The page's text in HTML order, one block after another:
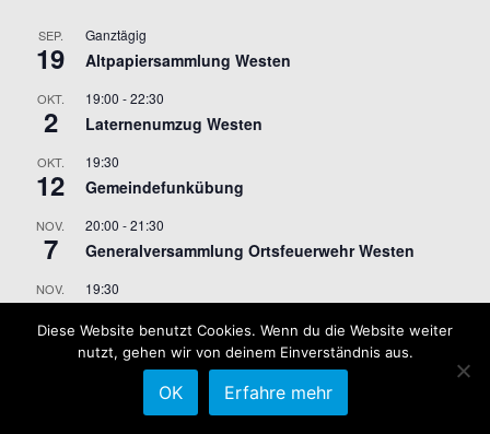
SEP.
19
Ganztägig
Altpapiersammlung Westen
OKT.
2
19:00 -22:30
Laternenumzug Westen
OKT.
12
19:30
Gemeindefunkübung
NOV.
7
20:00 -21:30
Generalversammlung Ortsfeuerwehr Westen
NOV.
9
19:30
Kalender anzeigen
Diese Website benutzt Cookies. Wenn du die Website weiter
nutzt, gehen wir von deinem Einverständnis aus.
OK Erfahre mehr